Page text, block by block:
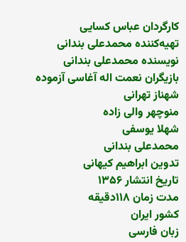
کارگردان عباس کسایی
تهیه‌کننده محمدعلی بندانی
نویسنده محمدعلی بندانی
بازیگران نعمت اله آغاسی آزموده
شهناز تهرانی
منوچهر والی زاده
شهلا یوسفی
محمدعلی بندانی
تدوین ابراهیم کیهانی
تاریخ انتشار ۱۳۵۶
مدت زمان ۱۱۸دقیقه
کشور ایران
زبان فارسی